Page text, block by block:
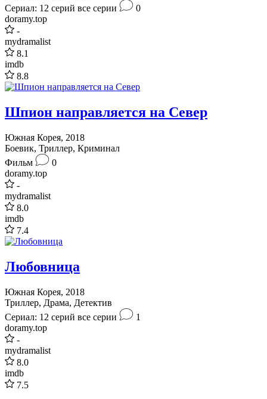
Сериал: 12 серий все серии
0
doramy.top
-
mydramalist
8.1
imdb
8.8
Шпион направляется на Север
Южная Корея, 2018
Боевик, Триллер, Криминал
Фильм
0
doramy.top
-
mydramalist
8.0
imdb
7.4
Любовница
Южная Корея, 2018
Триллер, Драма, Детектив
Сериал: 12 серий все серии
1
doramy.top
-
mydramalist
8.0
imdb
7.5